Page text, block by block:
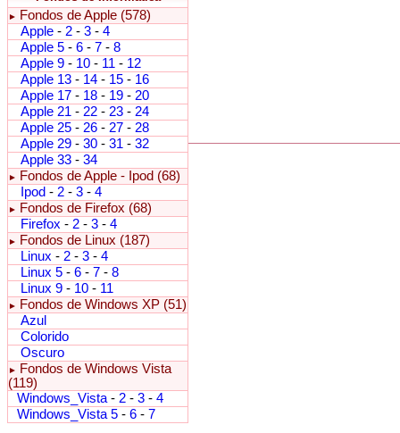
►
Fondos de Apple (578)
Apple - 2 - 3 - 4
Apple 5 - 6 - 7 - 8
Apple 9 - 10 - 11 - 12
Apple 13 - 14 - 15 - 16
Apple 17 - 18 - 19 - 20
Apple 21 - 22 - 23 - 24
Apple 25 - 26 - 27 - 28
Apple 29 - 30 - 31 - 32
Apple 33 - 34
►
Fondos de Apple - Ipod (68)
Ipod - 2 - 3 - 4
►
Fondos de Firefox (68)
Firefox - 2 - 3 - 4
►
Fondos de Linux (187)
Linux - 2 - 3 - 4
Linux 5 - 6 - 7 - 8
Linux 9 - 10 - 11
►
Fondos de Windows XP (51)
Azul
Colorido
Oscuro
►
Fondos de Windows Vista
(119)
Windows_Vista - 2 - 3 - 4
Windows_Vista 5 - 6 - 7